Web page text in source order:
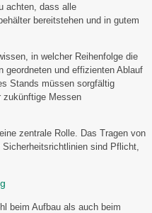
achten, dass alle
bereitstehen und in gutem
in welcher Reihenfolge die
geordneten und effizienten Ablauf
Stands müssen sorgfältig
zukünftige Messen
zentrale Rolle. Das Tragen von
sind Pflicht,
beim Aufbau als auch beim